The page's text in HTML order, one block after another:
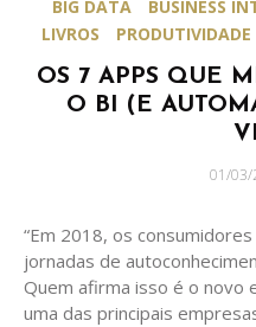
BIG DATA BUSINESS
LIVROS
PRODUTIVIDADE
OS 7 APPS QUE
O BI (E
Posted
01/03/
“Em 2018, os
jornadas de
Quem afirma isso é o novo
uma das principais